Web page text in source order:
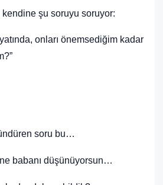
şu soruyu soruyor:
onları önemsediğim kadar
soru bu…
babanı düşünüyorsun…